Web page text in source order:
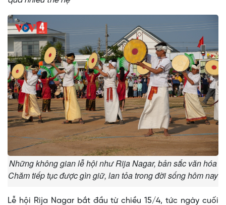
Những không gian lễ hội như Rija Nagar, bản sắc văn hóa
Chăm tiếp tục được gìn giữ, lan tỏa trong đời sống hôm nay
Lễ hội Rija Nagar bắt đầu từ chiều 15/4, tức ngày cuối